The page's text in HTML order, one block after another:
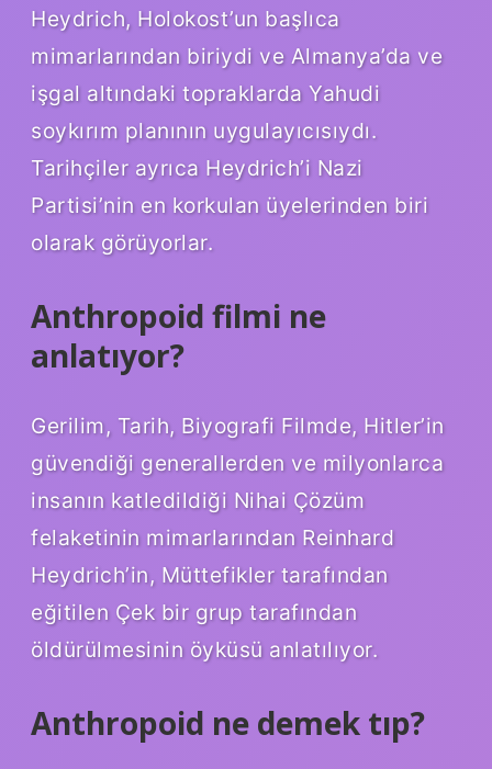
Heydrich, Holokost’un başlıca
mimarlarından biriydi ve Almanya’da ve
işgal altındaki topraklarda Yahudi
soykırım planının uygulayıcısıydı.
Tarihçiler ayrıca Heydrich’i Nazi
Partisi’nin en korkulan üyelerinden biri
olarak görüyorlar.
Anthropoid filmi ne
anlatıyor?
Gerilim, Tarih, Biyografi Filmde, Hitler’in
güvendiği generallerden ve milyonlarca
insanın katledildiği Nihai Çözüm
felaketinin mimarlarından Reinhard
Heydrich’in, Müttefikler tarafından
eğitilen Çek bir grup tarafından
öldürülmesinin öyküsü anlatılıyor.
Anthropoid ne demek tıp?